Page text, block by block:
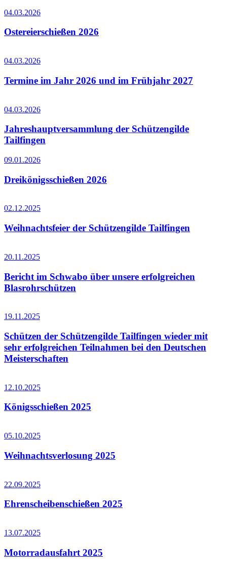
04.03.2026
Ostereierschießen 2026
04.03.2026
Termine im Jahr 2026 und im Frühjahr 2027
04.03.2026
Jahreshauptversammlung der Schützengilde
Tailfingen
09.01.2026
Dreikönigsschießen 2026
02.12.2025
Weihnachtsfeier der Schützengilde Tailfingen
20.11.2025
Bericht im Schwabo über unsere erfolgreichen
Blasrohrschützen
19.11.2025
Schützen der Schützengilde Tailfingen wieder mit
sehr erfolgreichen Teilnahmen bei den Deutschen
Meisterschaften
12.10.2025
Königsschießen 2025
05.10.2025
Weihnachtsverlosung 2025
22.09.2025
Ehrenscheibenschießen 2025
13.07.2025
Motorradausfahrt 2025